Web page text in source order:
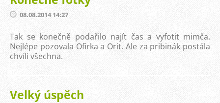
08.08.2014 14:27
Tak se konečně podařilo najít čas a vyfotit mimča.
Nejlépe pozovala Ofirka a Orit. Ale za pribinák postála
chvíli všechna.
Velký úspěch